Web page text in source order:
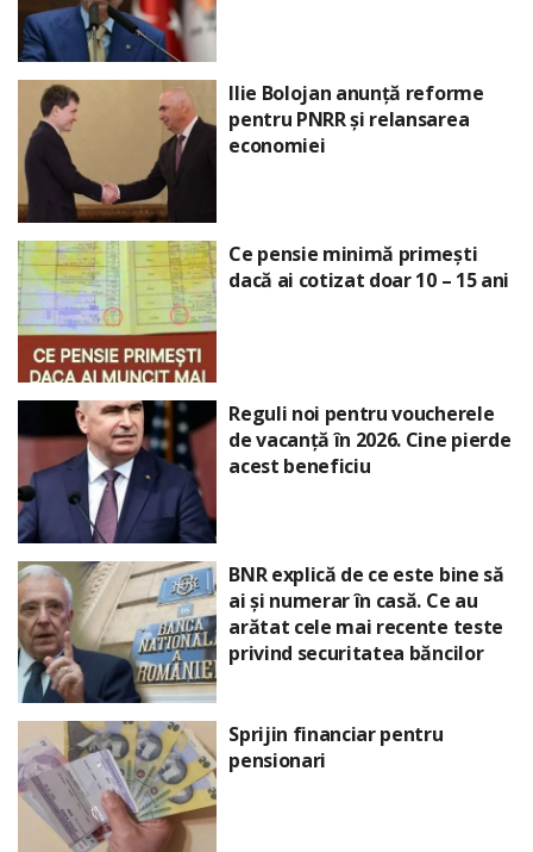
Ilie Bolojan anunță reforme
pentru PNRR și relansarea
economiei
Ce pensie minimă primești
dacă ai cotizat doar 10 – 15 ani
Reguli noi pentru voucherele
de vacanță în 2026. Cine pierde
acest beneficiu
BNR explică de ce este bine să
ai și numerar în casă. Ce au
arătat cele mai recente teste
privind securitatea băncilor
Sprijin financiar pentru
pensionari